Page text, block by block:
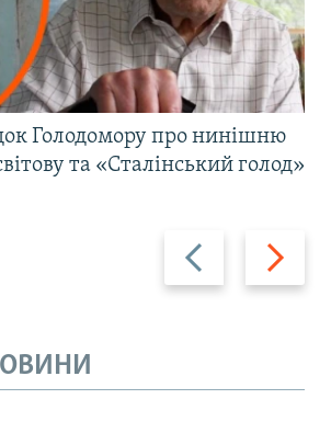
Назад Вперед
Голодомору про нинішню
та «Сталінський голод»